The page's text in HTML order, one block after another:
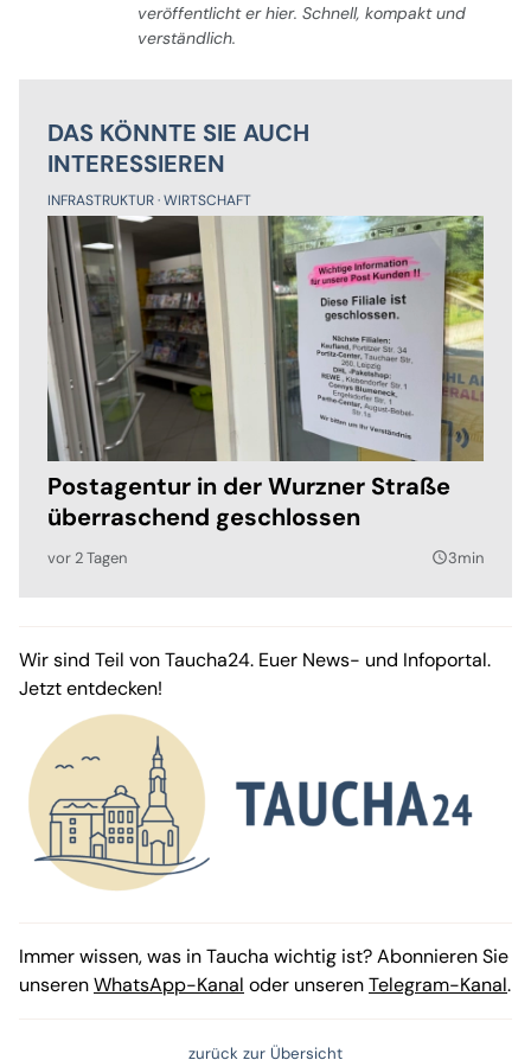
veröffentlicht er hier. Schnell, kompakt und
verständlich.
DAS KÖNNTE SIE AUCH
INTERESSIEREN
INFRASTRUKTUR WIRTSCHAFT
Postagentur in der Wurzner Straße
überraschend geschlossen
vor 2 Tagen query_builder3min
Wir sind Teil von Taucha24. Euer News- und Infoportal.
Jetzt entdecken!
Immer wissen, was in Taucha wichtig ist? Abonnieren Sie
unserenWhatsApp-Kanal oder unserenTelegram-Kanal.
zurück zur Übersicht